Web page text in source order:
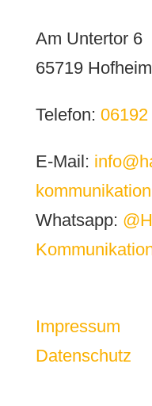
Am Untertor 6
65719
Telefon:
E-Mail:
Whatsapp:
Impressum
Datenschutz